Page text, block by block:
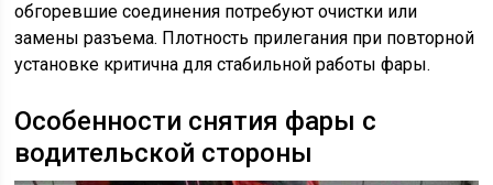
обгоревшие соединения потребуют очистки или
замены разъема. Плотность прилегания при повторной
установке критична для стабильной работы фары.
Особенности снятия фары с
водительской стороны